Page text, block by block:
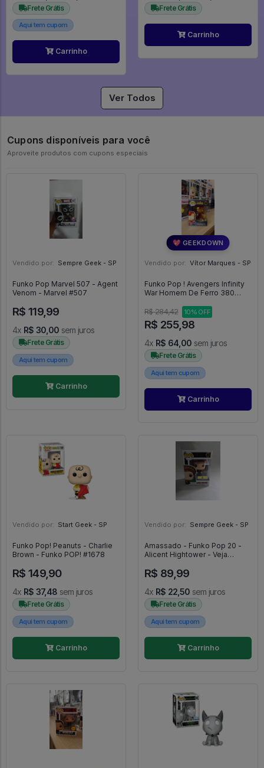
Frete Grátis
Aqui tem cupom
Carrinho
Frete Grátis
Carrinho
Ver Todos
Cupons disponíveis para você
Aproveite produtos com cupons especiais
Vendido por: Sempre Geek - SP
Funko Pop Marvel 507 - Agent
Venom - Marvel #507
R$ 119,99
4x R$ 30,00 sem juros
Frete Grátis
Aqui tem cupom
Carrinho
💖 GEEKDOWN
Vendido por: Vítor Marques - SP
Funko Pop ! Avengers Infinity
War Homem De Ferro 380
Marvel #380
R$ 284,42 10% OFF
R$ 255,98
4x R$ 64,00 sem juros
Frete Grátis
Aqui tem cupom
Carrinho
Vendido por: Start Geek - SP
Funko Pop! Peanuts - Charlie
Brown - Funko POP! #1678
R$ 149,90
4x R$ 37,48 sem juros
Frete Grátis
Aqui tem cupom
Carrinho
Vendido por: Sempre Geek - SP
Amassado - Funko Pop 20 -
Alicent Hightower - Veja
Dragon #1459
R$ 89,99
4x R$ 22,50 sem juros
Frete Grátis
Aqui tem cupom
Carrinho